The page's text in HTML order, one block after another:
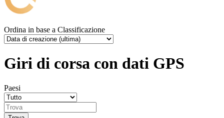
Ordina in base a Classificazione
Giri di corsa con dati GPS
Paesi